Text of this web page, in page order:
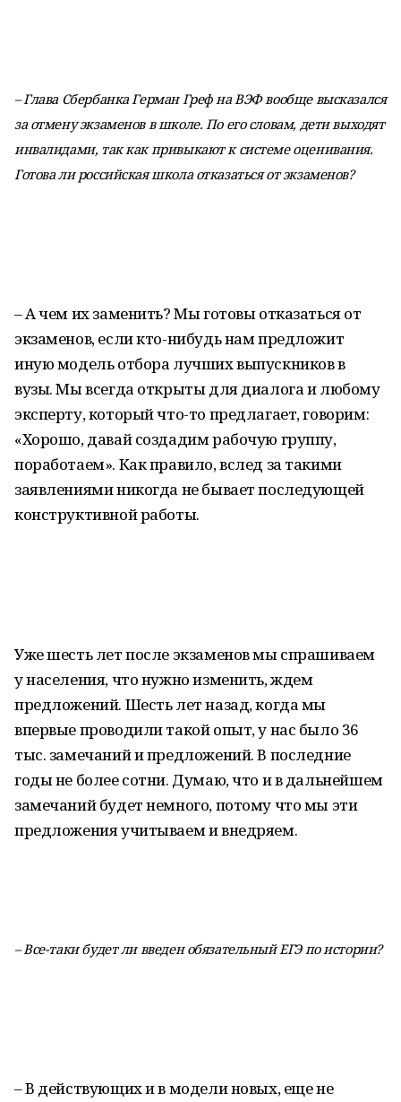
– Глава Сбербанка Герман Греф на ВЭФ вообще высказался
за отмену экзаменов в школе. По его словам, дети выходят
инвалидами, так как привыкают к системе оценивания.
Готова ли российская школа отказаться от экзаменов?
– А чем их заменить? Мы готовы отказаться от
экзаменов, если кто-нибудь нам предложит
иную модель отбора лучших выпускников в
вузы. Мы всегда открыты для диалога и любому
эксперту, который что-то предлагает, говорим:
«Хорошо, давай создадим рабочую группу,
поработаем». Как правило, вслед за такими
заявлениями никогда не бывает последующей
конструктивной работы.
Уже шесть лет после экзаменов мы спрашиваем
у населения, что нужно изменить, ждем
предложений. Шесть лет назад, когда мы
впервые проводили такой опыт, у нас было 36
тыс. замечаний и предложений. В последние
годы не более сотни. Думаю, что и в дальнейшем
замечаний будет немного, потому что мы эти
предложения учитываем и внедряем.
– Все-таки будет ли введен обязательный ЕГЭ по истории?
– В действующих и в модели новых, еще не